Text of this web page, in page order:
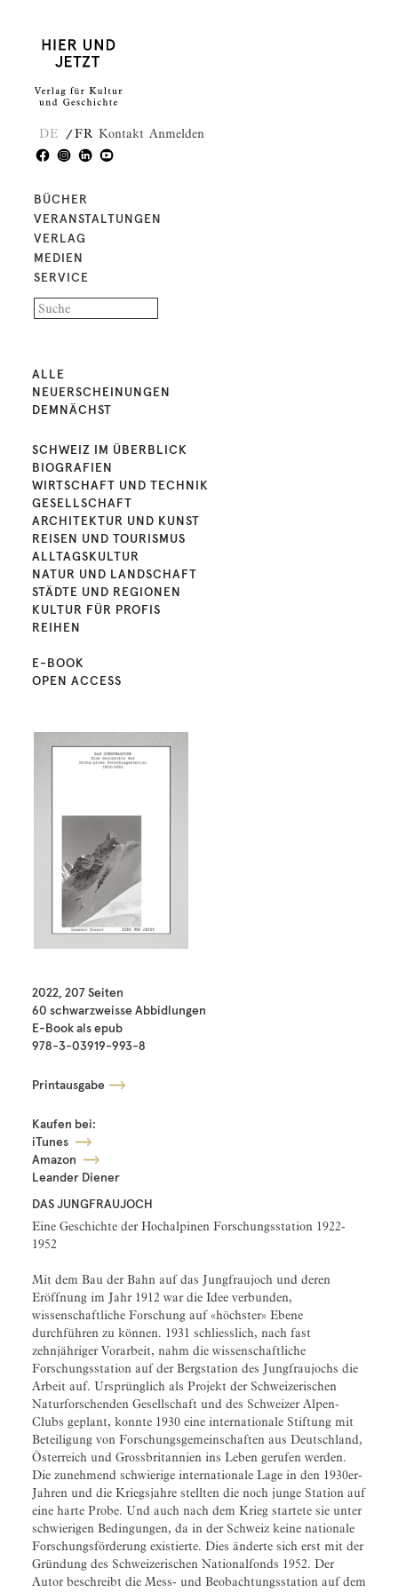
DE FR Kontakt Anmelden
BÜCHER
VERANSTALTUNGEN
VERLAG
MEDIEN
SERVICE
ALLE
NEUERSCHEINUNGEN
DEMNÄCHST
SCHWEIZ IM ÜBERBLICK
BIOGRAFIEN
WIRTSCHAFT UND TECHNIK
GESELLSCHAFT
ARCHITEKTUR UND KUNST
REISEN UND TOURISMUS
ALLTAGSKULTUR
NATUR UND LANDSCHAFT
STÄDTE UND REGIONEN
KULTUR FÜR PROFIS
REIHEN
E-BOOK
OPEN ACCESS
2022, 207 Seiten
60 schwarzweisse Abbidlungen
E-Book als epub
978-3-03919-993-8
Printausgabe
Kaufen bei:
iTunes
Amazon
Leander Diener
DAS JUNGFRAUJOCH
Eine Geschichte der Hochalpinen Forschungsstation 1922-
1952
Mit dem Bau der Bahn auf das Jungfraujoch und deren
Eröffnung im Jahr 1912 war die Idee verbunden,
wissenschaftliche Forschung auf «höchster» Ebene
durchführen zu können. 1931 schliesslich, nach fast
zehnjähriger Vorarbeit, nahm die wissenschaftliche
Forschungsstation auf der Bergstation des Jungfraujochs die
Arbeit auf. Ursprünglich als Projekt der Schweizerischen
Naturforschenden Gesellschaft und des Schweizer Alpen-
Clubs geplant, konnte 1930 eine internationale Stiftung mit
Beteiligung von Forschungsgemeinschaften aus Deutschland,
Österreich und Grossbritannien ins Leben gerufen werden.
Die zunehmend schwierige internationale Lage in den 1930er-
Jahren und die Kriegsjahre stellten die noch junge Station auf
eine harte Probe. Und auch nach dem Krieg startete sie unter
schwierigen Bedingungen, da in der Schweiz keine nationale
Forschungsförderung existierte. Dies änderte sich erst mit der
Gründung des Schweizerischen Nationalfonds 1952. Der
Autor beschreibt die Mess- und Beobachtungsstation auf dem